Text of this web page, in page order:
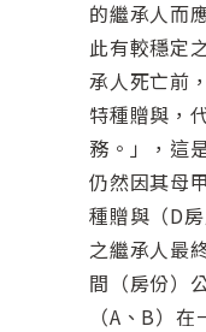
的繼承人而
此有較穩定
承人死亡前
特種贈與，
務。」，這
仍然因其母
種贈與（D
之繼承人最
間（房份）
（A、B）